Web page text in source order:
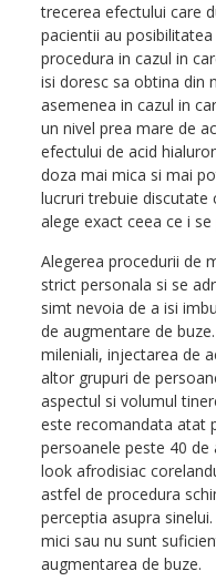
trecerea efectului care
pacientii au
procedura in cazul in
isi doresc sa obtina din
asemenea in cazul in
un nivel prea mare de
efectului de acid
doza mai mica si mai
lucruri trebuie discutate
alege exact ceea ce i
Alegerea procedurii de
strict personala si se
simt nevoia de a isi
de augmentare de
mileniali, injectarea de
altor grupuri de
aspectul si volumul
este recomandata atat
persoanele peste 40 de
look afrodisiac
astfel de procedura
perceptia asupra
mici sau nu sunt
augmentarea de buze.